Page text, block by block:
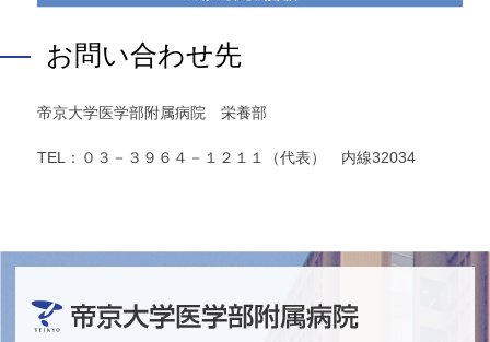
お問い合わせ先
帝京大学医学部附属病院 栄養部
TEL：０３－３９６４－１２１１（代表） 内線32034